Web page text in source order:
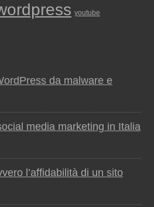
youtube
da malware e
media marketing in Italia
l’affidabilità di un sito